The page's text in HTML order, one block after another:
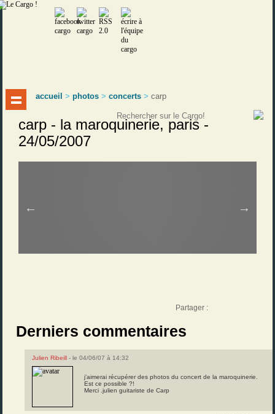
accueil >photos >concerts >carp
carp - la maroquinerie, paris -
24/05/2007
Partager :
Derniers commentaires
Julien Ribeill - le 04/06/07 à 14:32
j’aimerai récupérer des photos du concert de la maroquinerie.
Est ce possible ?!
Merci .julien guitariste de Carp